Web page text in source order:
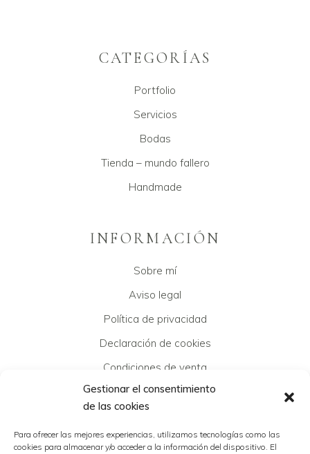
Gestionar el consentimiento
de las cookies
Para ofrecer las mejores experiencias, utilizamos tecnologías como las
cookies para almacenar y/o acceder a la información del dispositivo. El
CATEGORÍAS
Portfolio
Servicios
Bodas
Tienda – mundo fallero
Handmade
INFORMACIÓN
Sobre mí
Aviso legal
Política de privacidad
Declaración de cookies
Condiciones de venta
Puedes contactar conmigo a través